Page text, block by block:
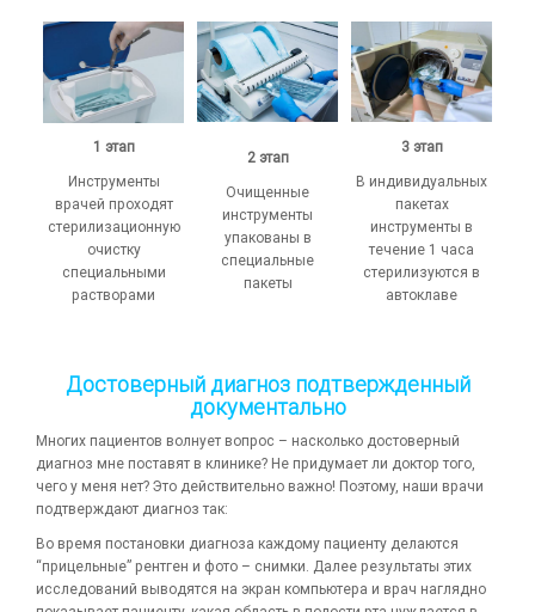
1 этап
Инструменты
врачей проходят
стерилизационную
очистку
специальными
растворами
2 этап
Очищенные
инструменты
упакованы в
специальные
пакеты
3 этап
В индивидуальных
пакетах
инструменты в
течение 1 часа
стерилизуются в
автоклаве
Достоверный диагноз подтвержденный
документально
Многих пациентов волнует вопрос – насколько достоверный
диагноз мне поставят в клинике? Не придумает ли доктор того,
чего у меня нет? Это действительно важно! Поэтому, наши врачи
подтверждают диагноз так:
Во время постановки диагноза каждому пациенту делаются
“прицельные” рентген и фото – снимки. Далее результаты этих
исследований выводятся на экран компьютера и врач наглядно